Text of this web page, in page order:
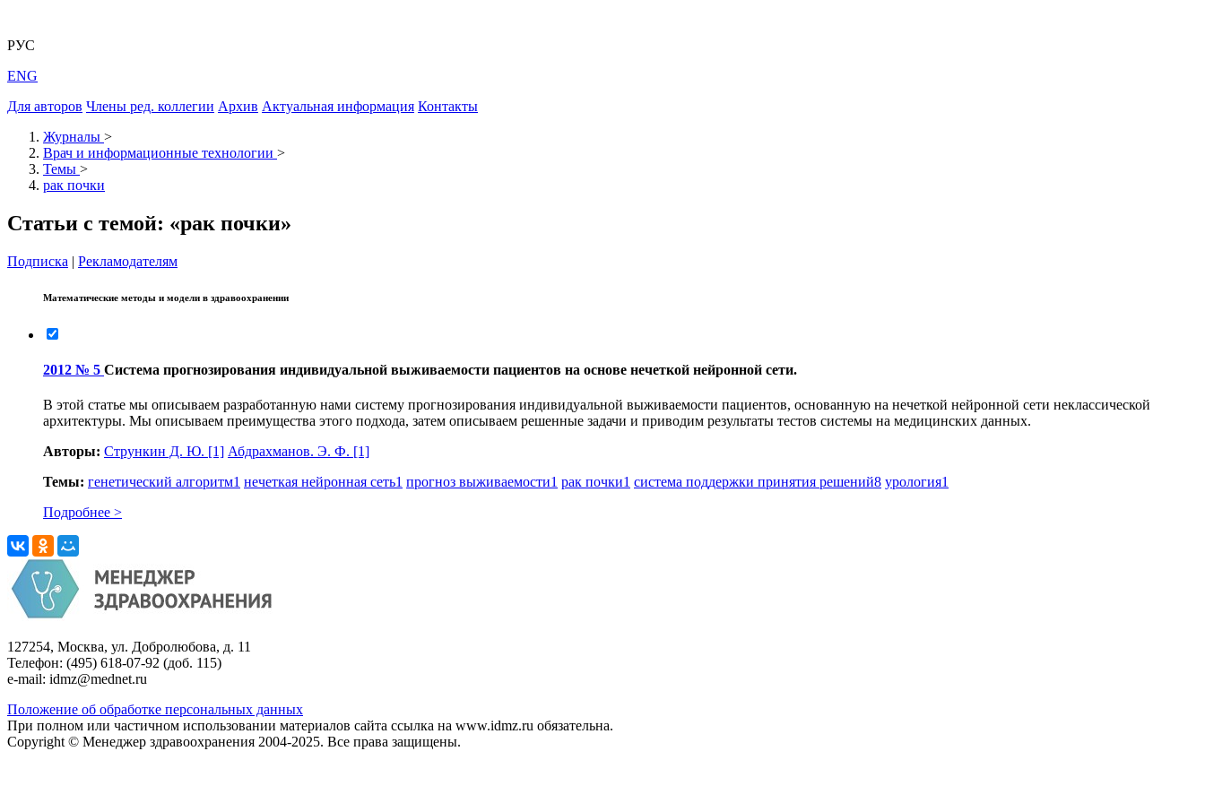
РУС
ENG
Для авторов Члены ред. коллегии Архив Актуальная информация Контакты
Журналы >
Врач и информационные технологии >
Темы >
рак почки
Статьи с темой: «рак почки»
Подписка | Рекламодателям
Математические методы и модели в здравоохранении
2012 № 5 Система прогнозирования индивидуальной выживаемости пациентов на основе нечеткой нейронной сети.
В этой статье мы описываем разработанную нами систему прогнозирования индивидуальной выживаемости пациентов, основанную на нечеткой нейронной сети неклассической
архитектуры. Мы описываем преимущества этого подхода, затем описываем решенные задачи и приводим результаты тестов системы на медицинских данных.
Авторы: Стрункин Д. Ю. [1] Абдрахманов. Э. Ф. [1]
Темы: генетический алгоритм1 нечеткая нейронная сеть1 прогноз выживаемости1 рак почки1 система поддержки принятия решений8 урология1
Подробнее >
127254, Москва, ул. Добролюбова, д. 11
Телефон: (495) 618-07-92 (доб. 115)
e-mail: idmz@mednet.ru
Положение об обработке персональных данных
При полном или частичном использовании материалов сайта ссылка на www.idmz.ru обязательна.
Copyright © Менеджер здравоохранения 2004-2025. Все права защищены.